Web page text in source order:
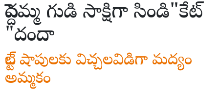
పెద్దమ్మ గుడి సాక్షిగా సిండి"కేట్
"దందా
బెల్ట్ షాపులకు విచ్చలవిడిగా మద్యం
అమ్మకం